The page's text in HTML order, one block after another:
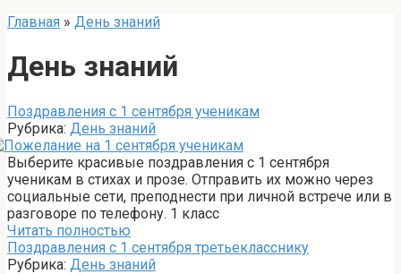
Главная » День знаний
День знаний
Поздравления с 1 сентября ученикам
Рубрика: День знаний
Выберите красивые поздравления с 1 сентября
ученикам в стихах и прозе. Отправить их можно через
социальные сети, преподнести при личной встрече или в
разговоре по телефону. 1 класс
Читать полностью
Поздравления с 1 сентября третьекласснику
Рубрика: День знаний